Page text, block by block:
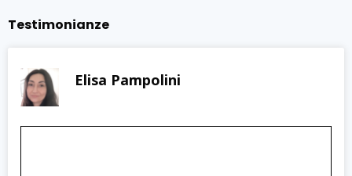
Testimonianze
Elisa Pampolini